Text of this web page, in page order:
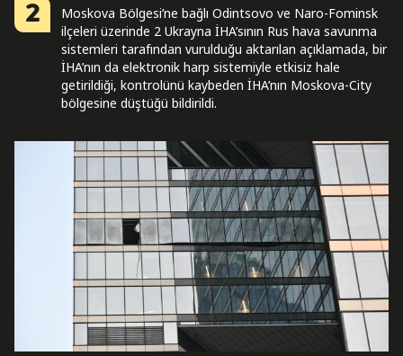
2
Moskova Bölgesi’ne bağlı Odintsovo ve Naro-Fominsk
ilçeleri üzerinde 2 Ukrayna İHA’sının Rus hava savunma
sistemleri tarafından vurulduğu aktarılan açıklamada, bir
İHA’nın da elektronik harp sistemiyle etkisiz hale
getirildiği, kontrolünü kaybeden İHA’nın Moskova-City
bölgesine düştüğü bildirildi.